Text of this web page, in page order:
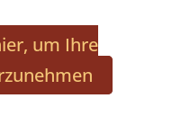
um Ihre